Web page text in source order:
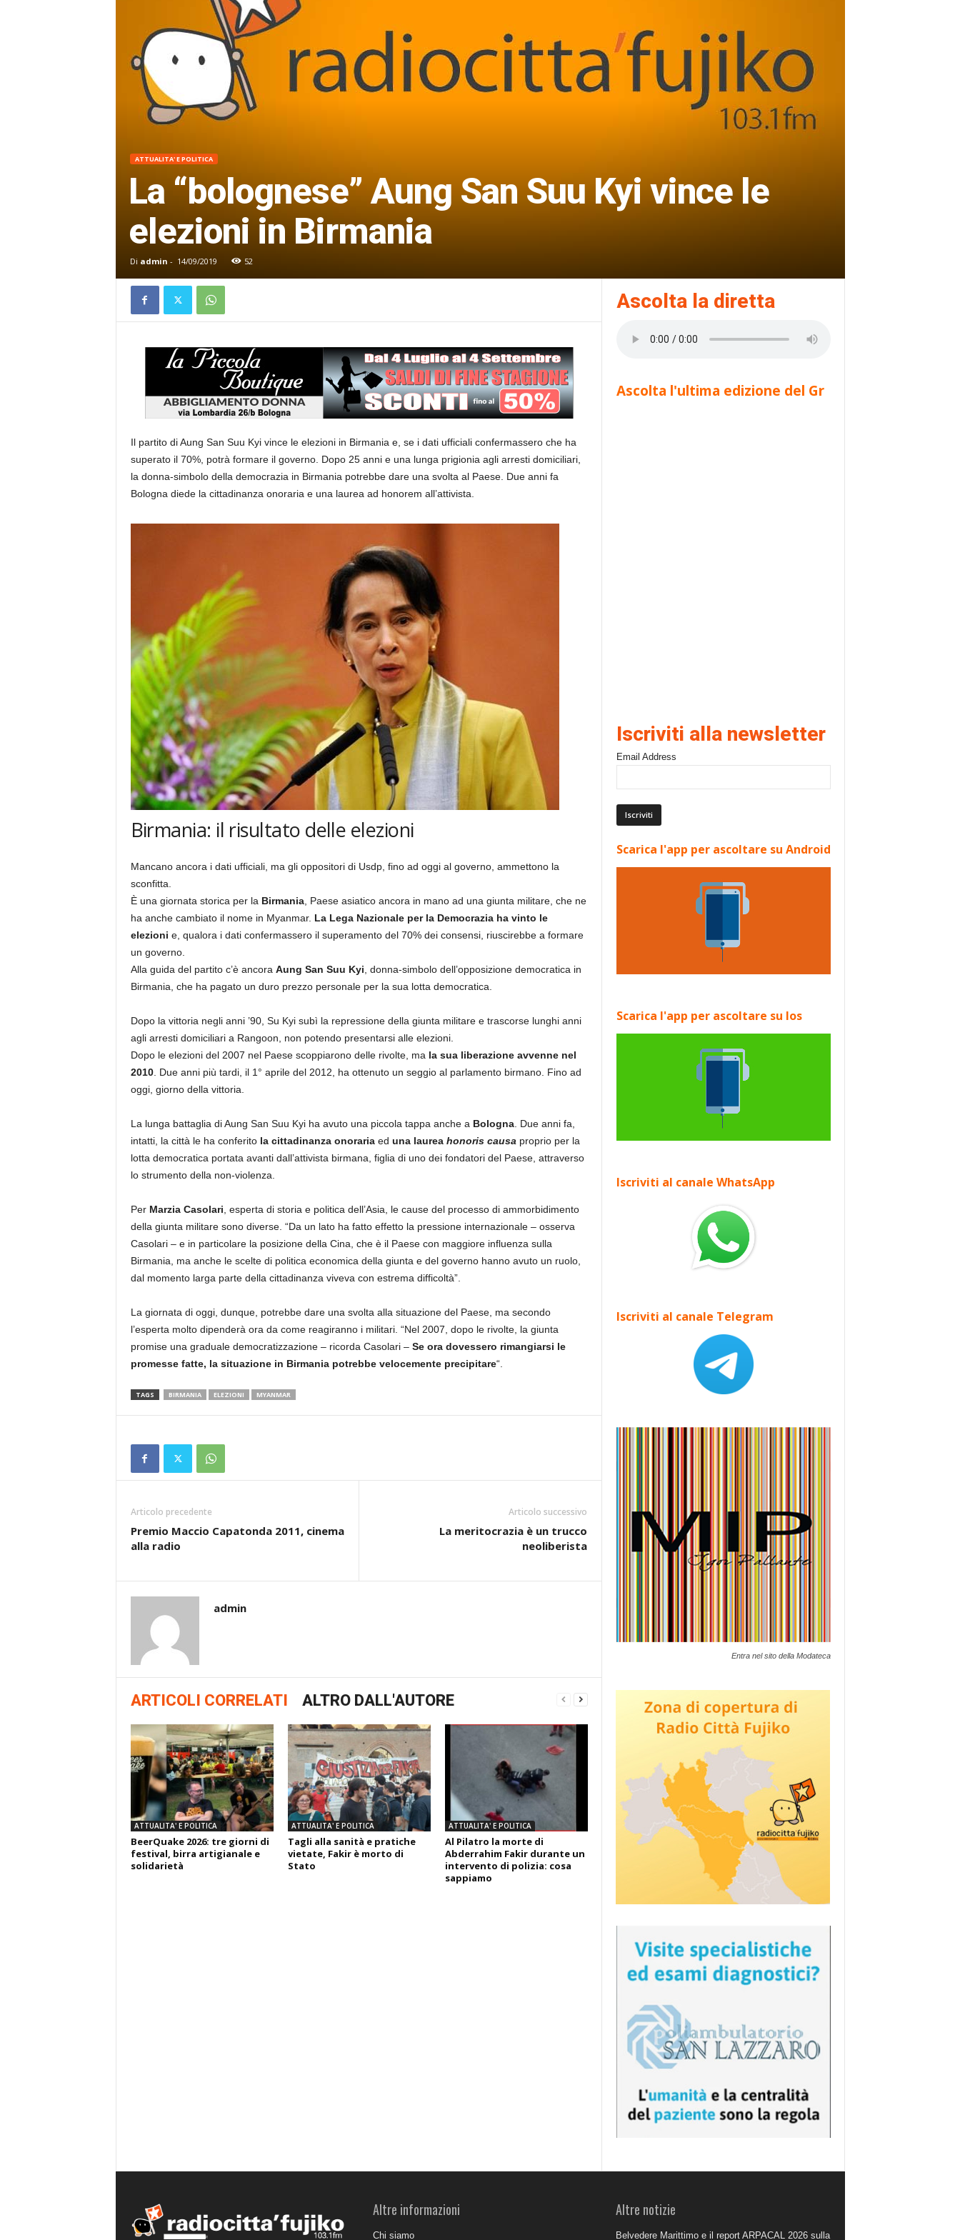
ATTUALITA' E POLITICA
La “bolognese” Aung San Suu Kyi vince le
elezioni in Birmania
Di admin - 14/09/2019 52
Il partito di Aung San Suu Kyi vince le elezioni in Birmania e, se i dati ufficiali confermassero che ha
superato il 70%, potrà formare il governo. Dopo 25 anni e una lunga prigionia agli arresti domiciliari,
la donna-simbolo della democrazia in Birmania potrebbe dare una svolta al Paese. Due anni fa
Bologna diede la cittadinanza onoraria e una laurea ad honorem all’attivista.
Birmania: il risultato delle elezioni
Mancano ancora i dati ufficiali, ma gli oppositori di Usdp, fino ad oggi al governo, ammettono la
sconfitta.
È una giornata storica per la Birmania, Paese asiatico ancora in mano ad una giunta militare, che ne
ha anche cambiato il nome in Myanmar. La Lega Nazionale per la Democrazia ha vinto le
elezioni e, qualora i dati confermassero il superamento del 70% dei consensi, riuscirebbe a formare
un governo.
Alla guida del partito c’è ancora Aung San Suu Kyi , donna-simbolo dell’opposizione democratica in
Birmania, che ha pagato un duro prezzo personale per la sua lotta democratica.
Dopo la vittoria negli anni ’90, Su Kyi subì la repressione della giunta militare e trascorse lunghi anni
agli arresti domiciliari a Rangoon, non potendo presentarsi alle elezioni.
Dopo le elezioni del 2007 nel Paese scoppiarono delle rivolte, ma la sua liberazione avvenne nel
2010. Due anni più tardi, il 1° aprile del 2012, ha ottenuto un seggio al parlamento birmano. Fino ad
oggi, giorno della vittoria.
La lunga battaglia di Aung San Suu Kyi ha avuto una piccola tappa anche a Bologna. Due anni fa,
intatti, la città le ha conferito la cittadinanza onorariaed una laurea honoris causa proprio per la
lotta democratica portata avanti dall’attivista birmana, figlia di uno dei fondatori del Paese, attraverso
lo strumento della non-violenza.
Per Marzia Casolari , esperta di storia e politica dell’Asia, le cause del processo di ammorbidimento
della giunta militare sono diverse. “Da un lato ha fatto effetto la pressione internazionale – osserva
Casolari – e in particolare la posizione della Cina, che è il Paese con maggiore influenza sulla
Birmania, ma anche le scelte di politica economica della giunta e del governo hanno avuto un ruolo,
dal momento larga parte della cittadinanza viveva con estrema difficoltà”.
La giornata di oggi, dunque, potrebbe dare una svolta alla situazione del Paese, ma secondo
l’esperta molto dipenderà ora da come reagiranno i militari. “Nel 2007, dopo le rivolte, la giunta
promise una graduale democratizzazione – ricorda Casolari – Se ora dovessero rimangiarsi le
promesse fatte, la situazione in Birmania potrebbe velocemente precipitare“.
TAGS BIRMANIA ELEZIONI MYANMAR
Articolo precedente
Premio Maccio Capatonda 2011, cinema
alla radio
Articolo successivo
La meritocrazia è un trucco
neoliberista
admin
ARTICOLI CORRELATI ALTRO DALL'AUTORE
ATTUALITA' E POLITICA
BeerQuake 2026: tre giorni di
festival, birra artigianale e
solidarietà
ATTUALITA' E POLITICA
Tagli alla sanità e pratiche
vietate, Fakir è morto di
Stato
ATTUALITA' E POLITICA
Al Pilatro la morte di
Abderrahim Fakir durante un
intervento di polizia: cosa
sappiamo
Ascolta la diretta
Ascolta l'ultima edizione del Gr
Iscriviti alla newsletter
Email Address
Scarica l'app per ascoltare su Android
Scarica l'app per ascoltare su Ios
Iscriviti al canale WhatsApp
Iscriviti al canale Telegram
Entra nel sito della Modateca
Altre informazioni
Chi siamo
Altre notizie
Belvedere Marittimo e il report ARPACAL 2026 sulla